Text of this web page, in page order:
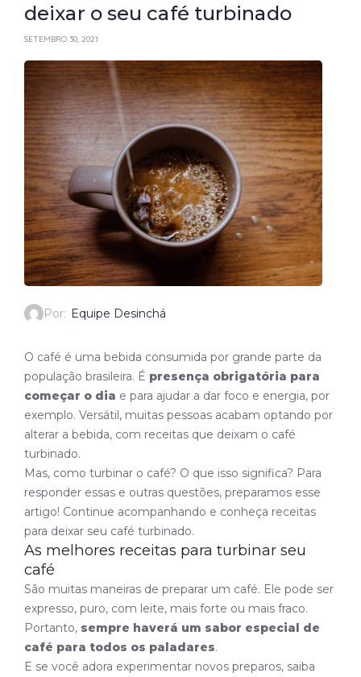
deixar o seu café turbinado
SETEMBRO 30, 2021
Por: Equipe Desinchá
O café é uma bebida consumida por grande parte da
população brasileira. É presença obrigatória para
começar o dia e para ajudar a dar foco e energia, por
exemplo. Versátil, muitas pessoas acabam optando por
alterar a bebida, com receitas que deixam o café
turbinado.
Mas, como turbinar o café? O que isso significa? Para
responder essas e outras questões, preparamos esse
artigo! Continue acompanhando e conheça receitas
para deixar seu café turbinado.
As melhores receitas para turbinar seu
café
São muitas maneiras de preparar um café. Ele pode ser
expresso, puro, com leite, mais forte ou mais fraco.
Portanto, sempre haverá um sabor especial de
café para todos os paladares.
E se você adora experimentar novos preparos, saiba